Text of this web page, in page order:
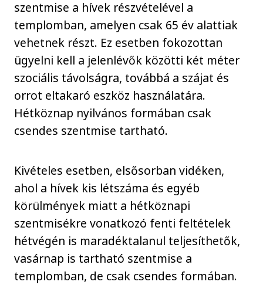
szentmise a hívek részvételével a
templomban, amelyen csak 65 év alattiak
vehetnek részt. Ez esetben fokozottan
ügyelni kell a jelenlévők közötti két méter
szociális távolságra, továbbá a szájat és
orrot eltakaró eszköz használatára.
Hétköznap nyilvános formában csak
csendes szentmise tartható.
Kivételes esetben, elsősorban vidéken,
ahol a hívek kis létszáma és egyéb
körülmények miatt a hétköznapi
szentmisékre vonatkozó fenti feltételek
hétvégén is maradéktalanul teljesíthetők,
vasárnap is tartható szentmise a
templomban, de csak csendes formában.